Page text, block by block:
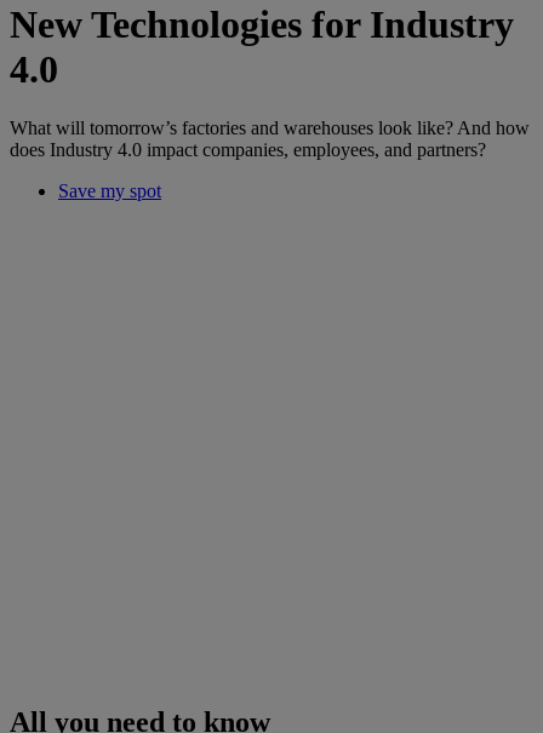
New Technologies for Industry
4.0
What will tomorrow’s factories and warehouses look like? And how
does Industry 4.0 impact companies, employees, and partners?
Save my spot
All you need to know